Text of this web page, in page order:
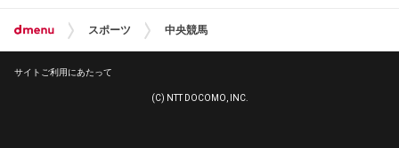
スポーツ 中央競馬
サイトご利用にあたって
(C) NTT DOCOMO, INC.